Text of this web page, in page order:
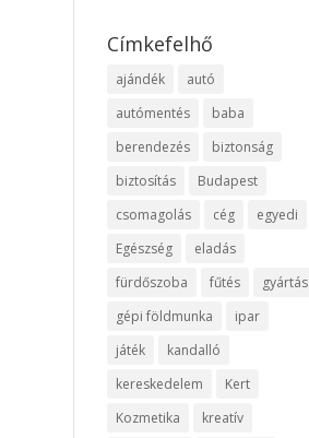
Címkefelhő
ajándék
autó
autómentés
baba
berendezés
biztonság
biztosítás
Budapest
csomagolás
cég
egyedi
Egészség
eladás
fürdőszoba
fűtés
gyártás
gépi földmunka
ipar
játék
kandalló
kereskedelem
Kert
Kozmetika
kreatív